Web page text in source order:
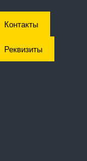
Контакты
Реквизиты